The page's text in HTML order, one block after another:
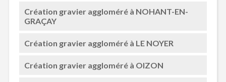
Création gravier aggloméré à NOHANT-EN-
GRAÇAY
Création gravier aggloméré à LE NOYER
Création gravier aggloméré à OIZON